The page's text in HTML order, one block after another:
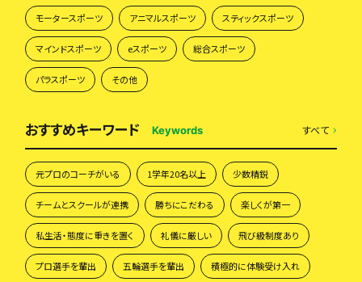
モータースポーツ アニマルスポーツ スティックスポーツ
マインドスポーツ eスポーツ 総合スポーツ
パラスポーツ その他
おすすめキーワード Keywords すべて
元プロのコーチがいる 1学年20名以上 少数精鋭
チームとスクールが連携 勝ちにこだわる 楽しくが第一
私生活・態度に重きを置く 礼儀に厳しい 飛び級制度あり
プロ選手を輩出 五輪選手を輩出 積極的に体験受け入れ